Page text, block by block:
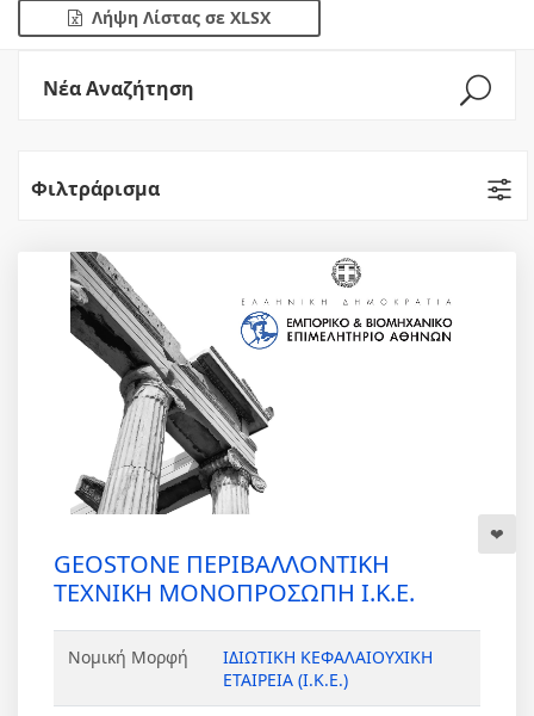
Λήψη Λίστας σε XLSX
Νέα Αναζήτηση
Φιλτράρισμα
GEOSTONE ΠΕΡΙΒΑΛΛΟΝΤΙΚΗ
ΤΕΧΝΙΚΗ ΜΟΝΟΠΡΟΣΩΠΗ Ι.Κ.Ε.
Νομική Μορφή
ΙΔΙΩΤΙΚΗ ΚΕΦΑΛΑΙΟΥΧΙΚΗ
ΕΤΑΙΡΕΙΑ (Ι.Κ.Ε.)